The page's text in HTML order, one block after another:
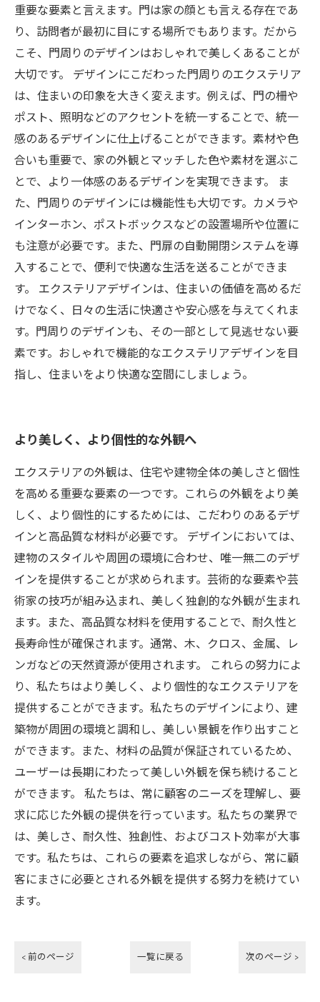
重要な要素と言えます。門は家の顔とも言える存在であ
り、訪問者が最初に目にする場所でもあります。だから
こそ、門周りのデザインはおしゃれで美しくあることが
大切です。 デザインにこだわった門周りのエクステリア
は、住まいの印象を大きく変えます。例えば、門の柵や
ポスト、照明などのアクセントを統一することで、統一
感のあるデザインに仕上げることができます。素材や色
合いも重要で、家の外観とマッチした色や素材を選ぶこ
とで、より一体感のあるデザインを実現できます。 ま
た、門周りのデザインには機能性も大切です。カメラや
インターホン、ポストボックスなどの設置場所や位置に
も注意が必要です。また、門扉の自動開閉システムを導
入することで、便利で快適な生活を送ることができま
す。 エクステリアデザインは、住まいの価値を高めるだ
けでなく、日々の生活に快適さや安心感を与えてくれま
す。門周りのデザインも、その一部として見逃せない要
素です。おしゃれで機能的なエクステリアデザインを目
指し、住まいをより快適な空間にしましょう。
より美しく、より個性的な外観へ
エクステリアの外観は、住宅や建物全体の美しさと個性
を高める重要な要素の一つです。これらの外観をより美
しく、より個性的にするためには、こだわりのあるデザ
インと高品質な材料が必要です。 デザインにおいては、
建物のスタイルや周囲の環境に合わせ、唯一無二のデザ
インを提供することが求められます。芸術的な要素や芸
術家の技巧が組み込まれ、美しく独創的な外観が生まれ
ます。また、高品質な材料を使用することで、耐久性と
長寿命性が確保されます。通常、木、クロス、金属、レ
ンガなどの天然資源が使用されます。 これらの努力によ
り、私たちはより美しく、より個性的なエクステリアを
提供することができます。私たちのデザインにより、建
築物が周囲の環境と調和し、美しい景観を作り出すこと
ができます。また、材料の品質が保証されているため、
ユーザーは長期にわたって美しい外観を保ち続けること
ができます。 私たちは、常に顧客のニーズを理解し、要
求に応じた外観の提供を行っています。私たちの業界で
は、美しさ、耐久性、独創性、およびコスト効率が大事
です。私たちは、これらの要素を追求しながら、常に顧
客にまさに必要とされる外観を提供する努力を続けてい
ます。
< 前のページ 一覧に戻る 次のページ >